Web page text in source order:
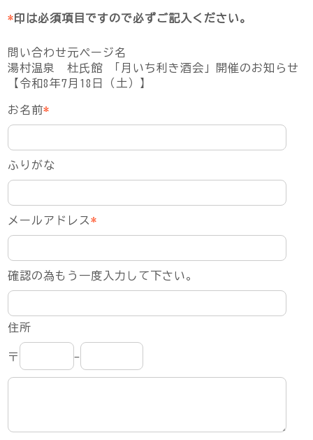
*印は必須項目ですので必ずご記入ください。
問い合わせ元ページ名
湯村温泉 杜氏館 「月いち利き酒会」開催のお知らせ
【令和8年7月18日（土）】
お名前*
ふりがな
メールアドレス*
確認の為もう一度入力して下さい。
住所
〒 -